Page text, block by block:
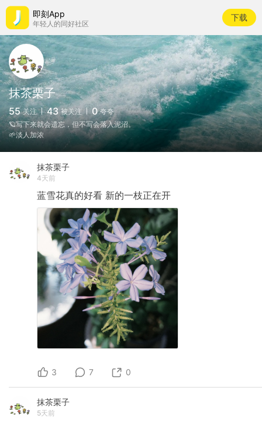
即刻App
年轻人的同好社区
下载
抹茶栗子
55 关注 43 被关注 0 夸夸
🪐写下来就会遗忘，但不写会落入泥沼。
🌱淡人加浓
抹茶栗子
4天前
蓝雪花真的好看 新的一枝正在开
3 7 0
抹茶栗子
5天前